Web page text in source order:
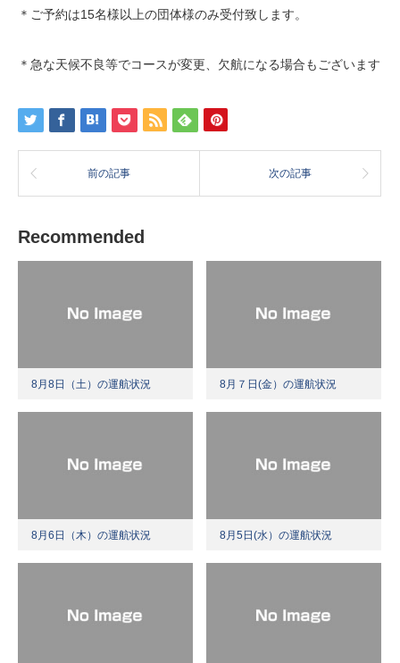
＊ご予約は15名様以上の団体様のみ受付致します。
＊急な天候不良等でコースが変更、欠航になる場合もございます
前の記事 次の記事
Recommended
8月8日（土）の運航状況 8月７日(金）の運航状況
8月6日（木）の運航状況 8月5日(水）の運航状況